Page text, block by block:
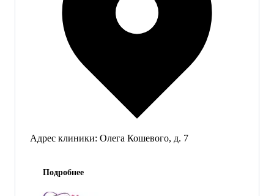
Адрес клиники: Олега Кошевого, д. 7
Подробнее